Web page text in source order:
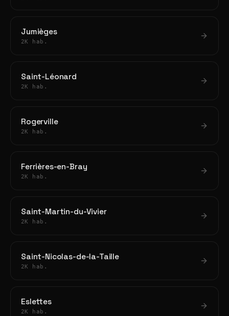
Jumièges
2K hab.
Saint-Léonard
2K hab.
Rogerville
2K hab.
Ferrières-en-Bray
2K hab.
Saint-Martin-du-Vivier
2K hab.
Saint-Nicolas-de-la-Taille
2K hab.
Eslettes
2K hab.